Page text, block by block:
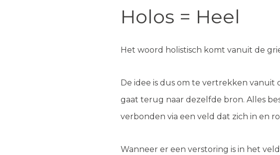
Holos = Heel
Het woord holistisch komt vanuit de
De idee is dus om te vertrekken
gaat terug naar dezelfde bron. Alles
verbonden via een veld dat zich in en
Wanneer er een verstoring is in het